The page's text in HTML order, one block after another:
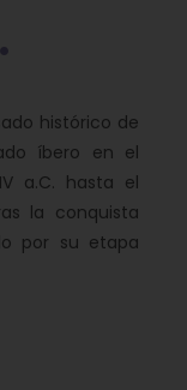
histórico de
íbero en el
a.C. hasta el
la conquista
por su etapa